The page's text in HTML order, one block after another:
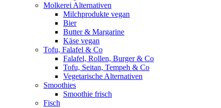
Molkerei Alternativen
Milchprodukte vegan
Bier
Butter & Margarine
Käse vegan
Tofu, Falafel & Co
Falafel, Rollen, Burger & Co
Tofu, Seitan, Tempeh & Co
Vegetarische Alternativen
Smoothies
Smoothie frisch
Fisch